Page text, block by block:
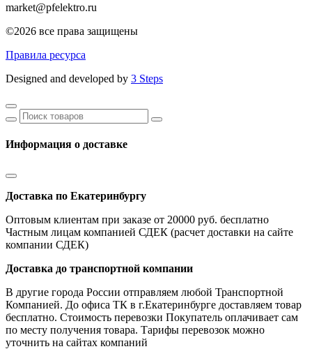
market@pfelektro.ru
©2026 все права защищены
Правила ресурса
Designed and developed by 3 Steps
Информация о доставке
Доставка по Екатеринбургу
Оптовым клиентам при заказе от 20000 руб. бесплатно
Частным лицам компанией СДЕК (расчет доставки на сайте
компании СДЕК)
Доставка до транспортной компании
В другие города России отправляем любой Транспортной
Компанией. До офиса ТК в г.Екатеринбурге доставляем товар
бесплатно. Стоимость перевозки Покупатель оплачивает сам
по месту получения товара. Тарифы перевозок можно
уточнить на сайтах компаний